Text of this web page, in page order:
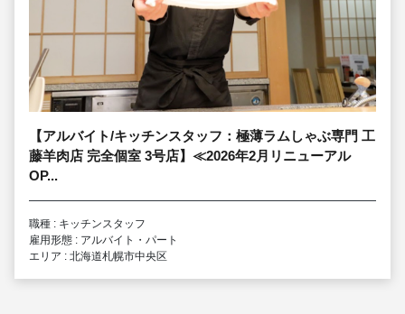
【アルバイト/キッチンスタッフ：極薄ラムしゃぶ専門 工
藤羊肉店 完全個室 3号店】≪2026年2月リニューアル
OP...
職種 : キッチンスタッフ
雇用形態 : アルバイト・パート
エリア : 北海道札幌市中央区